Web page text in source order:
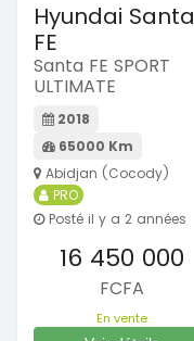
Hyundai Santa
FE
Santa FE SPORT
ULTIMATE
2018
65000 Km
Abidjan (Cocody)
PRO
Posté il y a 2 années
16 450 000
FCFA
En vente